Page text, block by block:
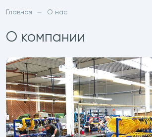
Главная — О нас
О компании
санитарным